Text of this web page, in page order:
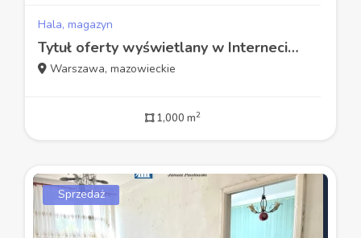
Hala, magazyn
Tytuł oferty wyświetlany w Internecie-PL
Warszawa, mazowieckie
1,000 m2
Sprzedaż